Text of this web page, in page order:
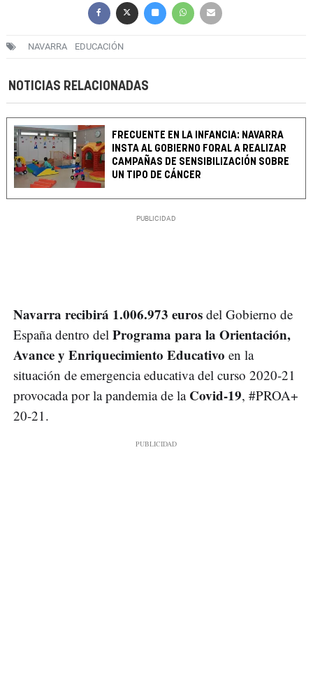
NAVARRA EDUCACIÓN
NOTICIAS RELACIONADAS
FRECUENTE EN LA INFANCIA: NAVARRA
INSTA AL GOBIERNO FORAL A REALIZAR
CAMPAÑAS DE SENSIBILIZACIÓN SOBRE
UN TIPO DE CÁNCER
Navarra recibirá 1.006.973 euros del Gobierno de
España dentro del Programa para la Orientación,
Avance y Enriquecimiento Educativo en la
situación de emergencia educativa del curso 2020-21
provocada por la pandemia de la Covid-19, #PROA+
20-21.